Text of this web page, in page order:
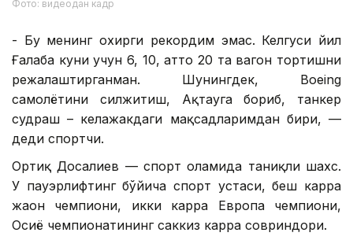
Фото: видеодан кадр
- Бу менинг охирги рекордим эмас. Келгуси йил
Ғалаба куни учун 6, 10, ҳатто 20 та вагон тортишни
режалаштирганман. Шунингдек, Boeing
самолётини силжитиш, Ақтауга бориб, танкер
судраш – келажакдаги мақсадларимдан бири, —
деди спортчи.
Ортиқ Досалиев — спорт оламида таниқли шахс.
У пауэрлифтинг бўйича спорт устаси, беш карра
жаҳон чемпиони, икки карра Европа чемпиони,
Осиё чемпионатининг саккиз карра совриндори.